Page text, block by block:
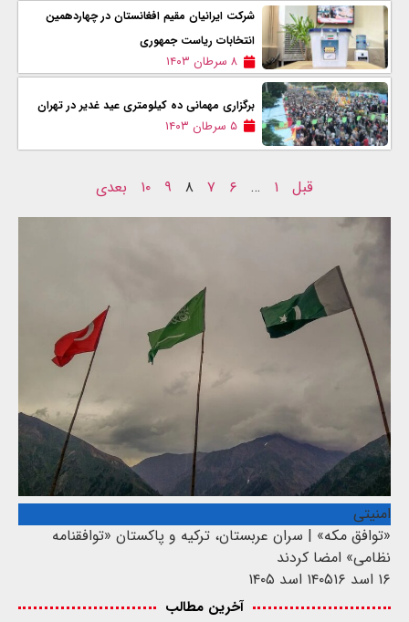
شرکت ایرانیان مقیم افغانستان در چهاردهمین
انتخابات ریاست جمهوری
۸ سرطان ۱۴۰۳
برگزاری مهمانی ده کیلومتری عید غدیر در تهران
۵ سرطان ۱۴۰۳
قبل ۱ … ۶ ۷ ۸ ۹ ۱۰ بعدی
امنیتی
«توافق مکه» | سران عربستان، ترکیه و پاکستان «توافقنامه
نظامی» امضا کردند
۱۶ اسد ۱۴۰۵
۱۶ اسد ۱۴۰۵
آخرین مطالب